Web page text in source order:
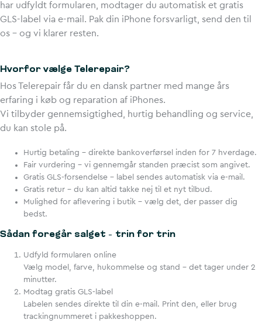
har udfyldt formularen, modtager du automatisk et gratis
GLS-label via e-mail. Pak din iPhone forsvarligt, send den til
os – og vi klarer resten.
Hvorfor vælge Telerepair?
Hos Telerepair får du en dansk partner med mange års
erfaring i køb og reparation af iPhones.
Vi tilbyder gennemsigtighed, hurtig behandling og service,
du kan stole på.
Hurtig betaling – direkte bankoverførsel inden for 7 hverdage.
Fair vurdering – vi gennemgår standen præcist som angivet.
Gratis GLS-forsendelse – label sendes automatisk via e-mail.
Gratis retur – du kan altid takke nej til et nyt tilbud.
Mulighed for aflevering i butik – vælg det, der passer dig
bedst.
Sådan foregår salget – trin for trin
Udfyld formularen online
Vælg model, farve, hukommelse og stand – det tager under 2
minutter.
Modtag gratis GLS-label
Labelen sendes direkte til din e-mail. Print den, eller brug
trackingnummeret i pakkeshoppen.